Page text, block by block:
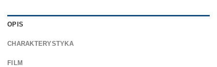
OPIS
CHARAKTERYSTYKA
FILM